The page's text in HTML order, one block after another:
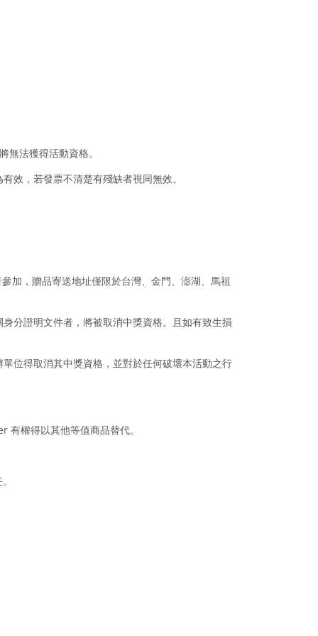
法獲得活動資格。
效，若發票不清楚有殘缺者視同無效。
加，贈品寄送地址僅限於台灣、金門、澎湖、馬祖
分證明文件者，將被取消中獎資格。且如有致生損
位得取消其中獎資格，並對於任何破壞本活動之行
權得以其他等值商品替代。